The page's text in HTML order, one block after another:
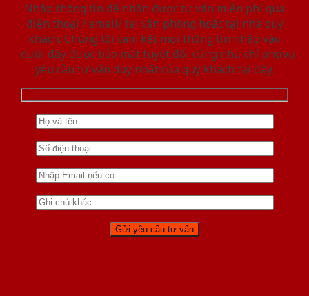
Nhập thông tin để nhận được tư vấn miễn phí qua
điện thoại / email/ tại văn phòng hoặc tại nhà quý
khách. Chúng tôi cam kết mọi thông tin nhập vào
dưới đây được bảo mật tuyệt đối cũng như chỉ phục vụ
yêu cầu tư vấn duy nhất của quý khách tại đây.